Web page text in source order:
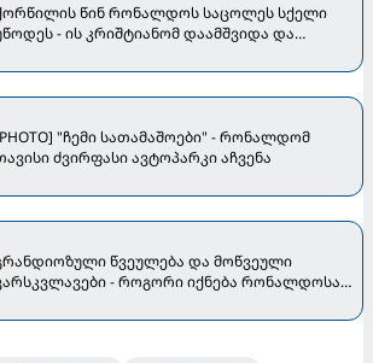
წინ რონალდოს საცოლეს სქელი
- ის კრიშტიანომ დაამშვიდა და
"ჩემი სათამაშოები" - რონალდომ
ძვირფასი ავტოპარკი აჩვენა
წვეულება და მოწვეული
- როგორი იქნება რონალდოსა